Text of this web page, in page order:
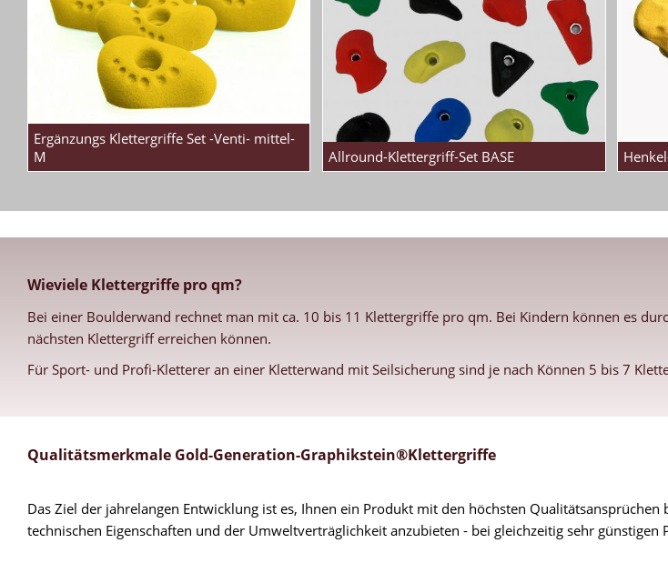
Ergänzungs Klettergriffe Set -Venti- mittel-
M
Allround-Klettergriff-Set BASE
Wieviele Klettergriffe pro qm?
Bei einer Boulderwand rechnet man mit ca. 10 bis 11 Klettergriffe pro qm. Bei Kindern können es
nächsten Klettergriff erreichen können.
Für Sport- und Profi-Kletterer an einer Kletterwand mit Seilsicherung sind je nach Können 5 bis 7
Qualitätsmerkmale Gold-Generation-Graphikstein®Klettergriffe
Das Ziel der jahrelangen Entwicklung ist es, Ihnen ein Produkt mit den höchsten Qualitätsansprüchen
technischen Eigenschaften und der Umweltverträglichkeit anzubieten - bei gleichzeitig sehr günstigen